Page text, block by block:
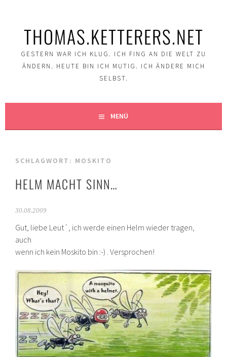
THOMAS.KETTERERS.NET
GESTERN WAR ICH KLUG. ICH FING AN DIE WELT ZU
ÄNDERN. HEUTE BIN ICH MUTIG. ICH ÄNDERE MICH
SELBST.
MENÜ
SCHLAGWORT: MOSKITO
HELM MACHT SINN…
30.08.2009
Gut, liebe Leut´, ich werde einen Helm wieder tragen,
auch
wenn ich kein Moskito bin :-) . Versprochen!